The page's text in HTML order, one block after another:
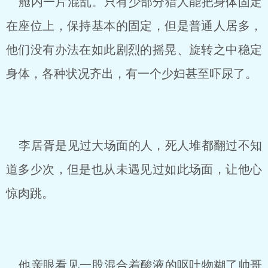
在座位上，保持基本的固定，但是普通人居多，
他们没有办法在如此剧烈的摇晃、旋转之中稳定
身体，各种状况齐出，有一个少妇甚至吓尿了。
李居胥是见过大场面的人，死人堆都翻过不知
道多少次，但是也从未遇见过如此场面，让他心
惊肉跳。
他亲眼看见一股混合着酸液的呕吐物糊了帅哥